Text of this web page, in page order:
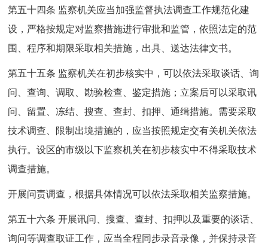
第五十四条 监察机关应当加强监督执法调查工作规范化建
设，严格按规定对监察措施进行审批和监管，依照法定的范
围、程序和期限采取相关措施，出具、送达法律文书。
第五十五条 监察机关在初步核实中，可以依法采取谈话、询
问、查询、调取、勘验检查、鉴定措施；立案后可以采取讯
问、留置、冻结、搜查、查封、扣押、通缉措施。需要采取
技术调查、限制出境措施的，应当按照规定交有关机关依法
执行。设区的市级以下监察机关在初步核实中不得采取技术
调查措施。
开展问责调查，根据具体情况可以依法采取相关监察措施。
第五十六条 开展讯问、搜查、查封、扣押以及重要的谈话、
询问等调查取证工作，应当全程同步录音录像，并保持录音